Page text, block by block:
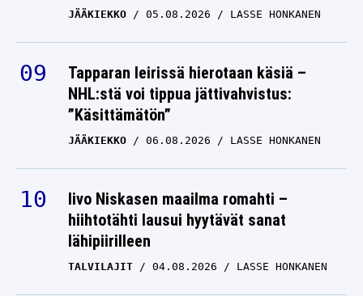
JÄÄKIEKKO 05.08.2026 LASSE HONKANEN
Tapparan leirissä hierotaan käsiä –
NHL:stä voi tippua jättivahvistus:
”Käsittämätön”
JÄÄKIEKKO 06.08.2026 LASSE HONKANEN
Iivo Niskasen maailma romahti –
hiihtotähti lausui hyytävät sanat
lähipiirilleen
TALVILAJIT 04.08.2026 LASSE HONKANEN